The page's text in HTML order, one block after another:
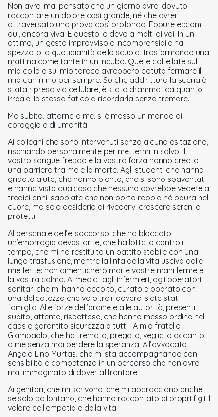
Non avrei mai pensato che un giorno avrei dovuto
raccontare un dolore così grande, né che avrei
attraversato una prova così profonda. Eppure eccomi
qui, ancora viva. E questo lo devo a molti di voi. In un
attimo, un gesto improvviso e incomprensibile ha
spezzato la quotidianità della scuola, trasformando una
mattina come tante in un incubo. Quelle coltellate sul
mio collo e sul mio torace avrebbero potuto fermare il
mio cammino per sempre. So che addirittura la scena è
stata ripresa via cellulare, è stata drammatica quanto
irreale. Io stessa fatico a ricordarla senza tremare.
Ma subito, attorno a me, si è mosso un mondo di
coraggio e di umanità.
Ai colleghi che sono intervenuti senza alcuna esitazione,
rischiando personalmente per mettermi in salvo: il
vostro sangue freddo e la vostra forza hanno creato
una barriera tra me e la morte. Agli studenti che hanno
gridato aiuto, che hanno pianto, che si sono spaventati
e hanno visto qualcosa che nessuno dovrebbe vedere a
tredici anni: sappiate che non porto rabbia né paura nel
cuore, ma solo desiderio di rivedervi crescere sereni e
protetti.
Al personale dell’elisoccorso, che ha bloccato
un’emorragia devastante, che ha lottato contro il
tempo, che mi ha restituito un battito stabile con una
lunga trasfusione, mentre la linfa della vita usciva dalle
mie ferite: non dimenticherò mai le vostre mani ferme e
la vostra calma. Ai medici, agli infermieri, agli operatori
sanitari che mi hanno accolto, curato e operato con
una delicatezza che va oltre il dovere: siete stati
famiglia. Alle forze dell’ordine e alle autorità, presenti
subito, attente, rispettose, che hanno messo ordine nel
caos e garantito sicurezza a tutti. A mio fratello
Giampaolo, che ha tremato, pregato, vegliato accanto
a me senza mai perdere la speranza. All’avvocato
Angelo Lino Murtas, che mi sta accompagnando con
sensibilità e competenza in un percorso che non avrei
mai immaginato di dover affrontare.
Ai genitori, che mi scrivono, che mi abbracciano anche
se solo da lontano, che hanno raccontato ai propri figli il
valore dell’empatia e della vita.